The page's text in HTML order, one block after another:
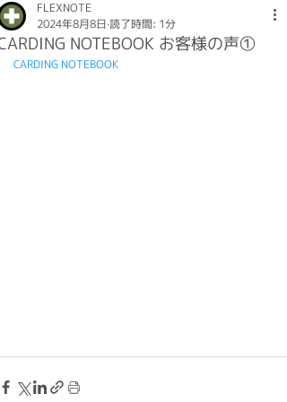
NOTEBOOK お客様の声①
FLEXNOTE
2024年8月8日 読了時間: 1分
CARDING NOTEBOOK